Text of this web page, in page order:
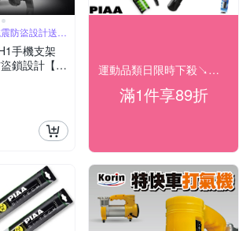
防盜設計送遮
手機支架
鎖設計【贈
運動品類日限時下殺↘結帳89折
滿1件享89折